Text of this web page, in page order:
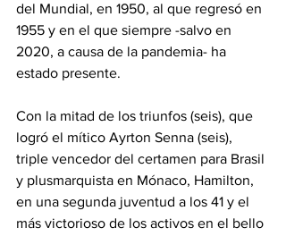
del Mundial, en 1950, al que regresó en
1955 y en el que siempre -salvo en
2020, a causa de la pandemia- ha
estado presente.
Con la mitad de los triunfos (seis), que
logró el mítico Ayrton Senna (seis),
triple vencedor del certamen para Brasil
y plusmarquista en Mónaco, Hamilton,
en una segunda juventud a los 41 y el
más victorioso de los activos en el bello